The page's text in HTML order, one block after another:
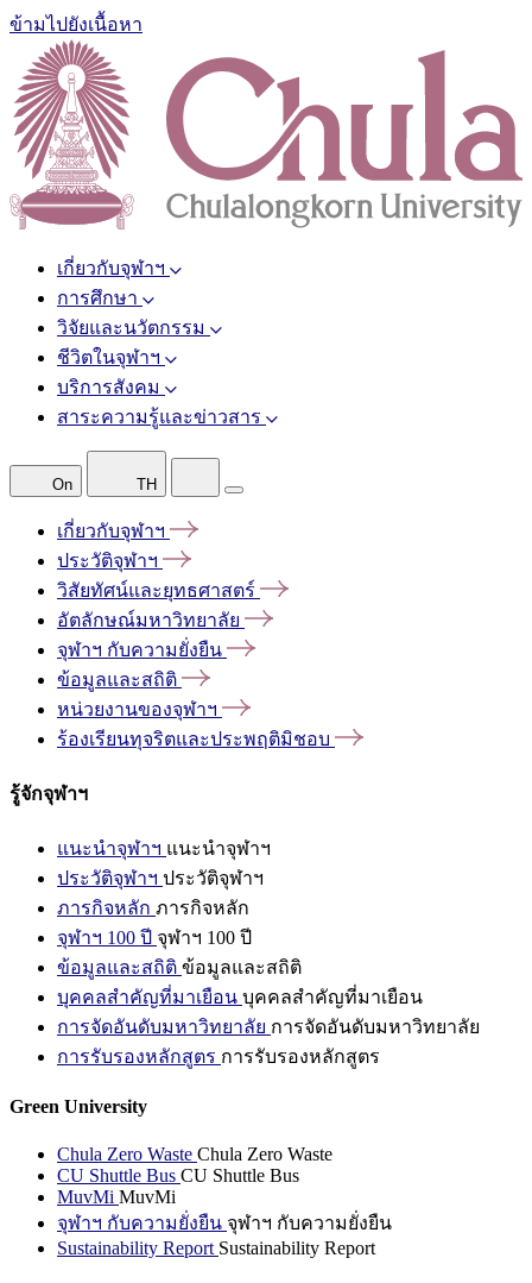
ข้ามไปยังเนื้อหา
เกี่ยวกับจุฬาฯ
การศึกษา
วิจัยและนวัตกรรม
ชีวิตในจุฬาฯ
บริการสังคม
สาระความรู้และข่าวสาร
On TH
เกี่ยวกับจุฬาฯ
ประวัติจุฬาฯ
วิสัยทัศน์และยุทธศาสตร์
อัตลักษณ์มหาวิทยาลัย
จุฬาฯ กับความยั่งยืน
ข้อมูลและสถิติ
หน่วยงานของจุฬาฯ
ร้องเรียนทุจริตและประพฤติมิชอบ
รู้จักจุฬาฯ
แนะนำจุฬาฯ แนะนำจุฬาฯ
ประวัติจุฬาฯ ประวัติจุฬาฯ
ภารกิจหลัก ภารกิจหลัก
จุฬาฯ 100 ปี จุฬาฯ 100 ปี
ข้อมูลและสถิติ ข้อมูลและสถิติ
บุคคลสำคัญที่มาเยือน บุคคลสำคัญที่มาเยือน
การจัดอันดับมหาวิทยาลัย การจัดอันดับมหาวิทยาลัย
การรับรองหลักสูตร การรับรองหลักสูตร
Green University
Chula Zero Waste Chula Zero Waste
CU Shuttle Bus CU Shuttle Bus
MuvMi MuvMi
จุฬาฯ กับความยั่งยืน จุฬาฯ กับความยั่งยืน
Sustainability Report Sustainability Report